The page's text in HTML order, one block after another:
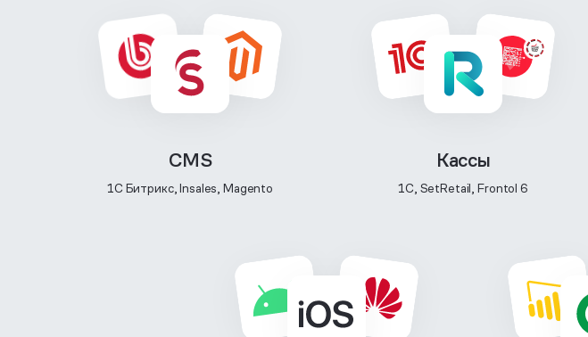
CMS
1C Битрикс, Insales, Magento
Кассы
1C, SetRetail, Frontol 6